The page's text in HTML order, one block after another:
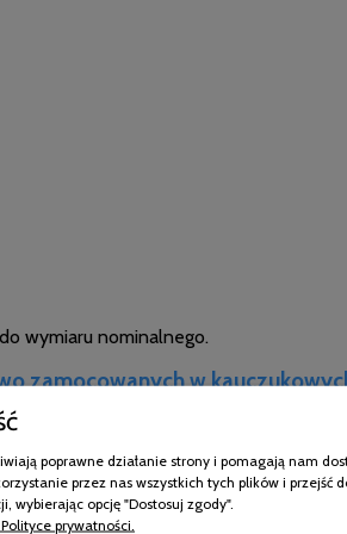
wymiaru nominalnego.
zamocowanych w
wymagających
listew drewna, które
całego kręgosłupa. Ten model
wynosi więc 70 x 200 cm.
poprawne działanie strony i pomagają nam
przez nas wszystkich tych plików i przejść
wybierając opcję "Dostosuj zgody".
prywatności.